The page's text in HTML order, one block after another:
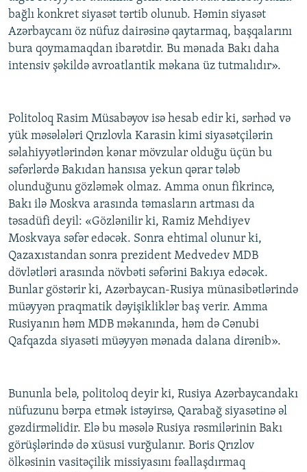
bağlı konkret siyasət tərtib olunub. Həmin siyasət
Azərbaycanı öz nüfuz dairəsinə qaytarmaq, başqalarını
bura qoymamaqdan ibarətdir. Bu mənada Bakı daha
intensiv şəkildə avroatlantik məkana üz tutmalıdır».
Politoloq Rasim Müsabəyov isə hesab edir ki, sərhəd və
yük məsələləri Qrızlovla Karasin kimi siyasətçilərin
səlahiyyətlərindən kənar mövzular olduğu üçün bu
səfərlərdə Bakıdan hansısa yekun qərar tələb
olunduğunu gözləmək olmaz. Amma onun fikrincə,
Bakı ilə Moskva arasında təmasların artması da
təsadüfi deyil: «Gözlənilir ki, Ramiz Mehdiyev
Moskvaya səfər edəcək. Sonra ehtimal olunur ki,
Qazaxıstandan sonra prezident Medvedev MDB
dövlətləri arasında növbəti səfərini Bakıya edəcək.
Bunlar göstərir ki, Azərbaycan-Rusiya münasibətlərində
müəyyən praqmatik dəyişikliklər baş verir. Amma
Rusiyanın həm MDB məkanında, həm də Cənubi
Qafqazda siyasəti müəyyən mənada dalana dirənib».
Bununla belə, politoloq deyir ki, Rusiya Azərbaycandakı
nüfuzunu bərpa etmək istəyirsə, Qarabağ siyasətinə əl
gəzdirməlidir. Elə bu məsələ Rusiya rəsmilərinin Bakı
görüşlərində də xüsusi vurğulanır. Boris Qrızlov
ölkəsinin vasitəçilik missiyasını fəallaşdırmaq